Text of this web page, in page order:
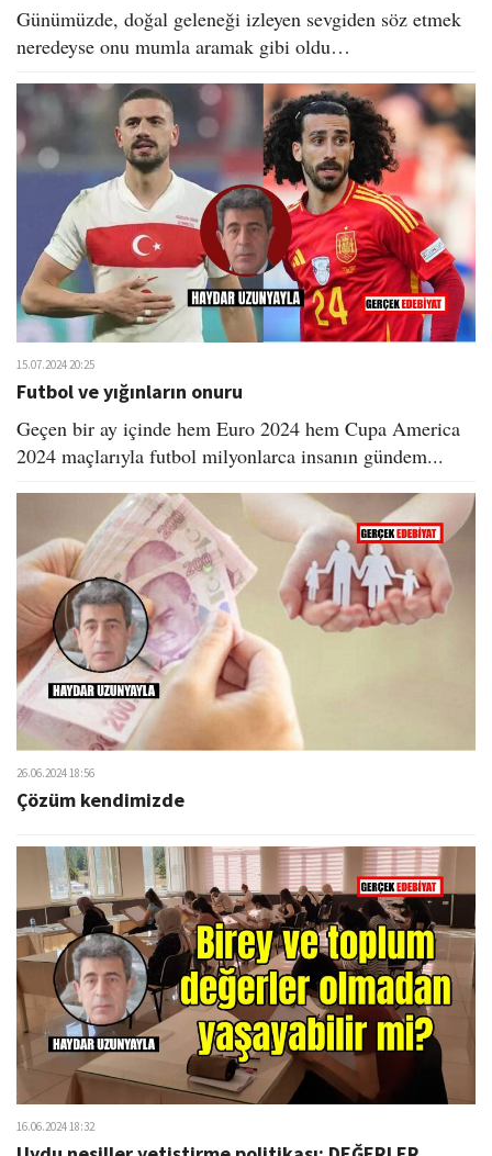
Günümüzde, doğal geleneği izleyen sevgiden söz etmek
neredeyse onu mumla aramak gibi oldu…
15.07.2024 20:25
Futbol ve yığınların onuru
Geçen bir ay içinde hem Euro 2024 hem Cupa America
2024 maçlarıyla futbol milyonlarca insanın gündem...
26.06.2024 18:56
Çözüm kendimizde
16.06.2024 18:32